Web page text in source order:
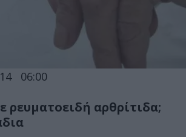
06:00
αρθρίτιδα;